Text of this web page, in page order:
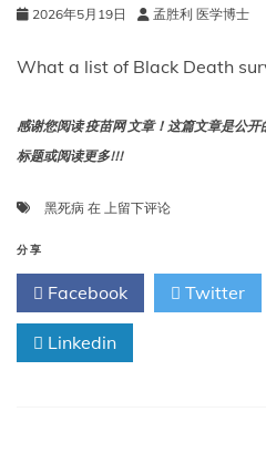
2026年5月19日 孟胜利 医学博士
What a list of Black Death
感谢您阅读 疫苗网 文章！这篇文章是公
标题或阅读更多!!!
黑死病 在 黑
幸
存
者
名
单
上留下评论
分享
Facebook Twitter
Linkedin